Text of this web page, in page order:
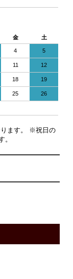
金 土
4 5
11 12
18 19
25 26
ります。 ※祝日の
。